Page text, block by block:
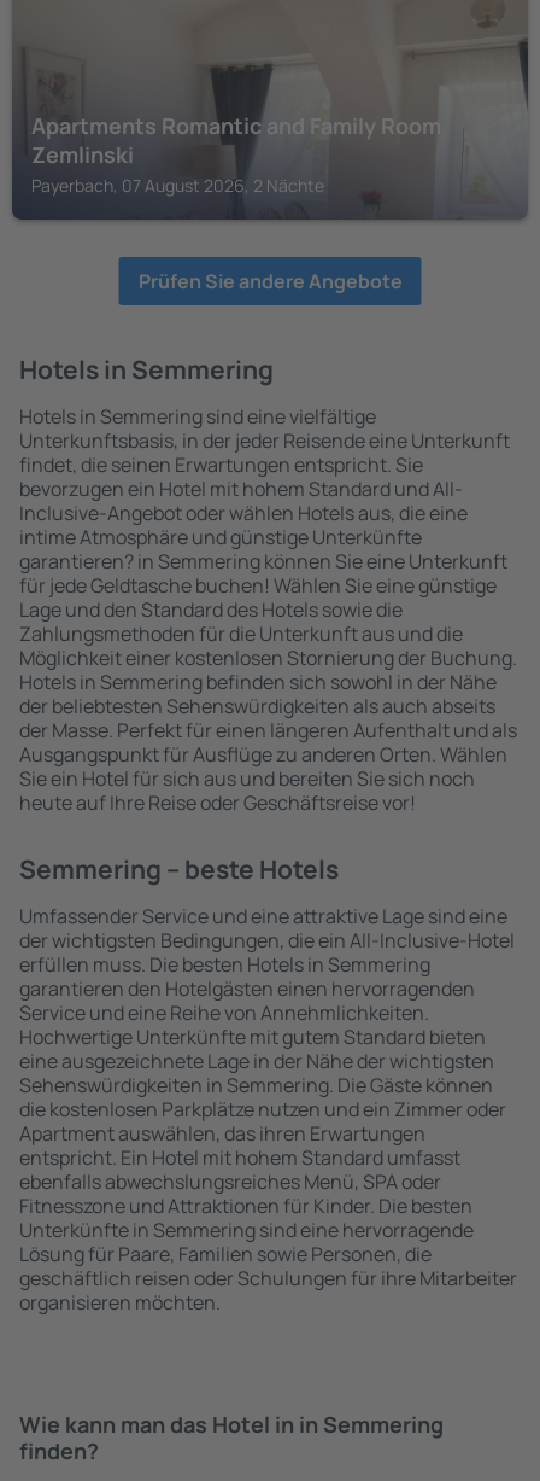
Apartments Romantic and Family Room
Zemlinski
Payerbach, 07 August 2026, 2 Nächte
Prüfen Sie andere Angebote
Hotels in Semmering
Hotels in Semmering sind eine vielfältige
Unterkunftsbasis, in der jeder Reisende eine Unterkunft
findet, die seinen Erwartungen entspricht. Sie
bevorzugen ein Hotel mit hohem Standard und All-
Inclusive-Angebot oder wählen Hotels aus, die eine
intime Atmosphäre und günstige Unterkünfte
garantieren? in Semmering können Sie eine Unterkunft
für jede Geldtasche buchen! Wählen Sie eine günstige
Lage und den Standard des Hotels sowie die
Zahlungsmethoden für die Unterkunft aus und die
Möglichkeit einer kostenlosen Stornierung der Buchung.
Hotels in Semmering befinden sich sowohl in der Nähe
der beliebtesten Sehenswürdigkeiten als auch abseits
der Masse. Perfekt für einen längeren Aufenthalt und als
Ausgangspunkt für Ausflüge zu anderen Orten. Wählen
Sie ein Hotel für sich aus und bereiten Sie sich noch
heute auf Ihre Reise oder Geschäftsreise vor!
Semmering – beste Hotels
Umfassender Service und eine attraktive Lage sind eine
der wichtigsten Bedingungen, die ein All-Inclusive-Hotel
erfüllen muss. Die besten Hotels in Semmering
garantieren den Hotelgästen einen hervorragenden
Service und eine Reihe von Annehmlichkeiten.
Hochwertige Unterkünfte mit gutem Standard bieten
eine ausgezeichnete Lage in der Nähe der wichtigsten
Sehenswürdigkeiten in Semmering. Die Gäste können
die kostenlosen Parkplätze nutzen und ein Zimmer oder
Apartment auswählen, das ihren Erwartungen
entspricht. Ein Hotel mit hohem Standard umfasst
ebenfalls abwechslungsreiches Menü, SPA oder
Fitnesszone und Attraktionen für Kinder. Die besten
Unterkünfte in Semmering sind eine hervorragende
Lösung für Paare, Familien sowie Personen, die
geschäftlich reisen oder Schulungen für ihre Mitarbeiter
organisieren möchten.
Wie kann man das Hotel in in Semmering
finden?